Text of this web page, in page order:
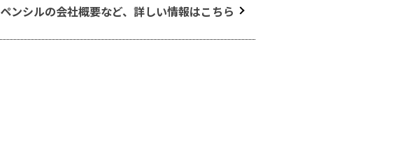
ペンシルの会社概要など、詳しい情報はこちら